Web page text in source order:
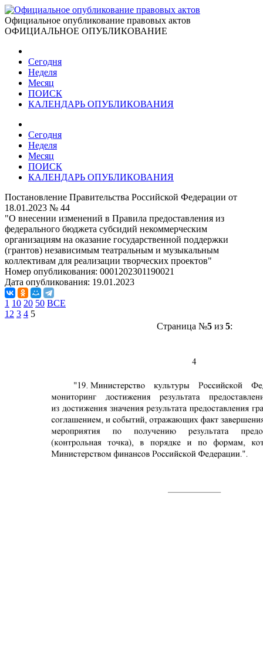
Официальное опубликование правовых актов
ОФИЦИАЛЬНОЕ ОПУБЛИКОВАНИЕ
Сегодня
Неделя
Месяц
ПОИСК
КАЛЕНДАРЬ ОПУБЛИКОВАНИЯ
Сегодня
Неделя
Месяц
ПОИСК
КАЛЕНДАРЬ ОПУБЛИКОВАНИЯ
Постановление Правительства Российской Федерации от
18.01.2023 № 44
"О внесении изменений в Правила предоставления из
федерального бюджета субсидий некоммерческим
организациям на оказание государственной поддержки
(грантов) независимым театральным и музыкальным
коллективам для реализации творческих проектов"
Номер опубликования: 0001202301190021
Дата опубликования: 19.01.2023
1 10 20 50 ВСЕ
1 2 3 4 5
Страница №5из 5: